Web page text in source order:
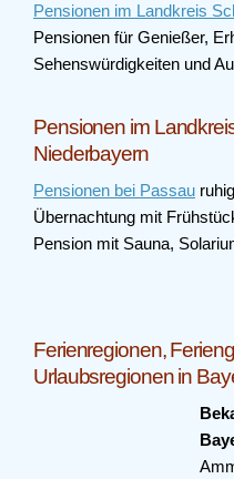
Pensionen im Landkreis
Pensionen für Genießer,
Sehenswürdigkeiten und
Pensionen im
Niederbayern
Pensionen bei Passau
Übernachtung mit
Pension mit Sauna,
Ferienregionen,
Urlaubsregionen in